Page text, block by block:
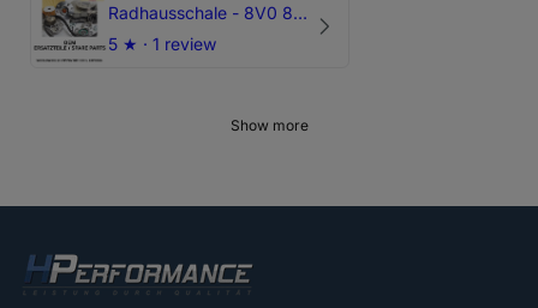
Radhausschale - 8V0 821 191 C - Original Ersatzteil für Audi RS3 Sportback
5 ★ · 1 review
Show more